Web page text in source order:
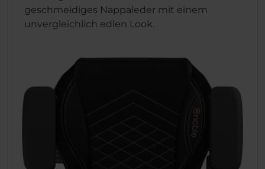
geschmeidiges Nappaleder mit einem
unvergleichlich edlen Look.